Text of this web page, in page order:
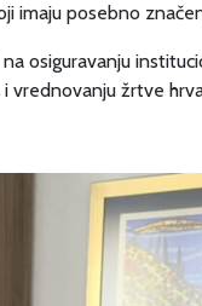
imaju posebno
osiguravanju
vrednovanju žrtve